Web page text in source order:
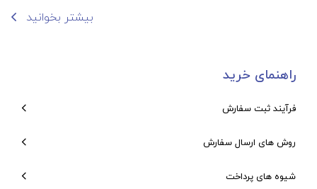
بیشتر بخوانید
راهنمای خرید
فرآیند ثبت سفارش
روش های ارسال سفارش
شیوه های پرداخت